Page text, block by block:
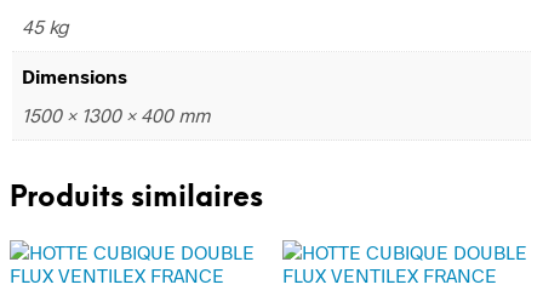
45 kg
Dimensions
1500 × 1300 × 400 mm
Produits similaires